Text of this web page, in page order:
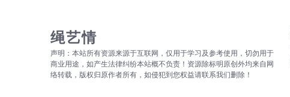
绳艺情
声明：本站所有资源来源于互联网，仅用于学习及参考使用，切勿用于
商业用途，如产生法律纠纷本站概不负责！资源除标明原创外均来自网
络转载，版权归原作者所有，如侵犯到您权益请联系我们删除！